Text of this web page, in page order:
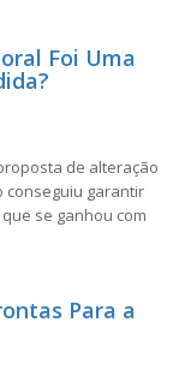
Foi Uma
de alteração
conseguiu garantir
se ganhou com
Para a